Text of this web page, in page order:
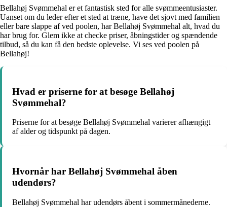
Bellahøj Svømmehal er et fantastisk sted for alle svømmeentusiaster.
Uanset om du leder efter et sted at træne, have det sjovt med familien
eller bare slappe af ved poolen, har Bellahøj Svømmehal alt, hvad du
har brug for. Glem ikke at checke priser, åbningstider og spændende
tilbud, så du kan få den bedste oplevelse. Vi ses ved poolen på
Bellahøj!
Hvad er priserne for at besøge Bellahøj
Svømmehal?
Priserne for at besøge Bellahøj Svømmehal varierer afhængigt
af alder og tidspunkt på dagen.
Hvornår har Bellahøj Svømmehal åben
udendørs?
Bellahøj Svømmehal har udendørs åbent i sommermånederne.